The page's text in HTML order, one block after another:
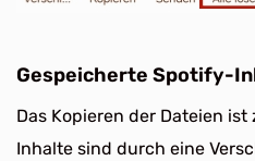
Gespeicherte Spotify-
Das Kopieren der Dateien
Inhalte sind durch eine